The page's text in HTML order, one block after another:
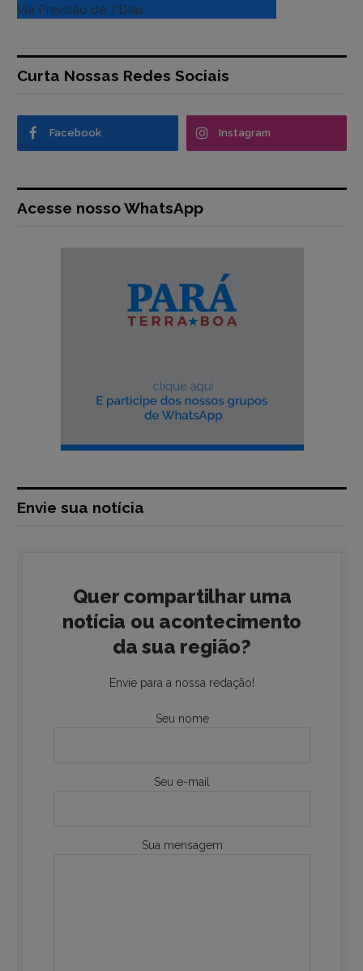
Ver Previsão de 7 Dias
Curta Nossas Redes Sociais
Facebook Instagram
Acesse nosso WhatsApp
Envie sua notícia
Quer compartilhar uma
notícia ou acontecimento
da sua região?
Envie para a nossa redação!
Seu nome
Seu e-mail
Sua mensagem